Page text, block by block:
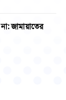
জামায়াতের